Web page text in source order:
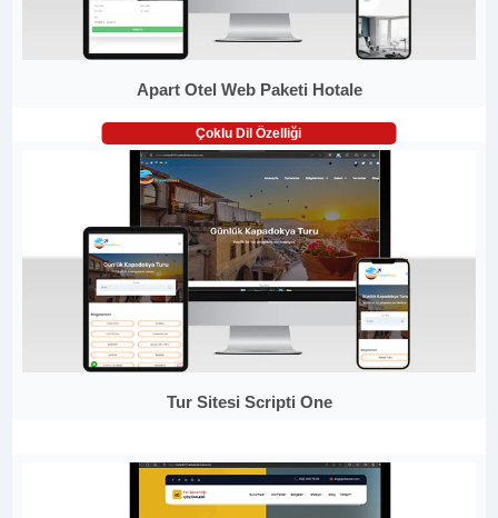
Apart Otel Web Paketi Hotale
Çoklu Dil Özelliği
Tur Sitesi Scripti One